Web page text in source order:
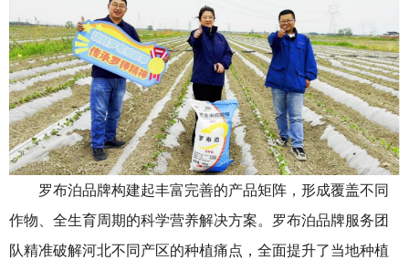
罗布泊品牌构建起丰富完善的产品矩阵，形成覆盖不同
作物、全生育周期的科学营养解决方案。罗布泊品牌服务团
队精准破解河北不同产区的种植痛点，全面提升了当地种植